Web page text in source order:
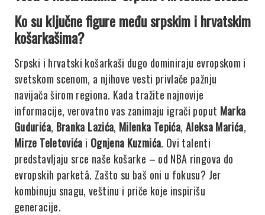
Ko su ključne figure među srpskim i hrvatskim
košarkašima?
Srpski i hrvatski košarkaši dugo dominiraju evropskom i
svetskom scenom, a njihove vesti privlače pažnju
navijača širom regiona. Kada tražite najnovije
informacije, verovatno vas zanimaju igrači poput Marka
Gudurića, Branka Lazića, Milenka Tepića, Aleksa Marića,
Mirze Teletovića i Ognjena Kuzmića. Ovi talenti
predstavljaju srce naše košarke – od NBA ringova do
evropskih parketâ. Zašto su baš oni u fokusu? Jer
kombinuju snagu, veštinu i priče koje inspirišu
generacije.